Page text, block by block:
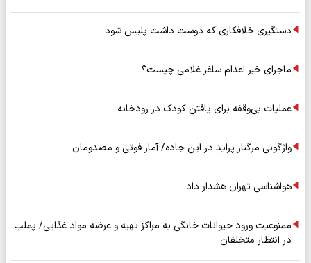
دستگیری خلافکاری که دوست داشت پلیس شود
ماجرای خبر اعدام ساغر غلامی چیست؟
عملیات بی‌وقفه برای یافتن کودک در رودخانه
واژگونی مرگبار پراید در این جاده/ آمار فوتی و مصدومان
هواشناسی تهران هشدار داد
ممنوعیت ورود حیوانات خانگی به مراکز تهیه و عرضه مواد غذایی/ پملب
در انتظار متخلفان